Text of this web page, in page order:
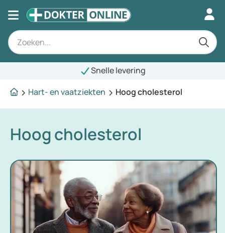
Snelle levering
Hart- en vaatziekten
Hoog cholesterol
Hoog cholesterol